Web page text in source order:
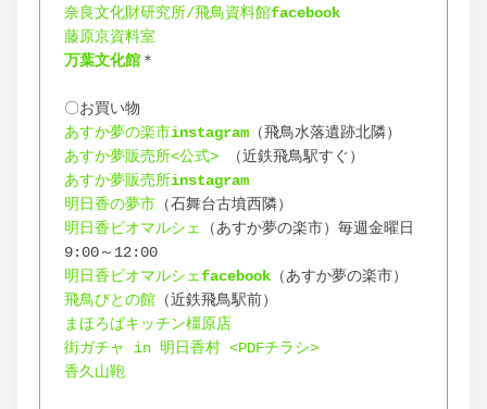
奈良文化財研究所/飛鳥資料館facebook
藤原京資料室
万葉文化館 ＊
〇お買い物
あすか夢の楽市instagram （飛鳥水落遺跡北隣）
あすか夢販売所<公式> （近鉄飛鳥駅すぐ）
あすか夢販売所instagram
明日香の夢市 （石舞台古墳西隣）
明日香ビオマルシェ
（あすか夢の楽市）毎週金曜日
9:00～12:00
明日香ビオマルシェfacebook （あすか夢の楽市）
飛鳥びとの館 （近鉄飛鳥駅前）
まほろばキッチン橿原店
街ガチャ in 明日香村 <PDFチラシ>
香久山鞄